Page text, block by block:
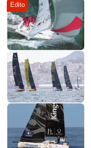
Edito